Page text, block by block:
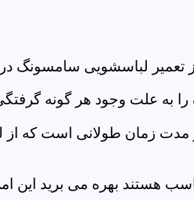
تعمیر لباسشویی سامسونگ
به علت وجود هر گونه
زمان طولانی است که از
هستند بهره می برید